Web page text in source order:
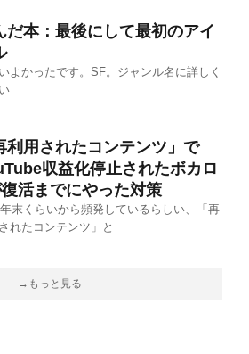
だ本：最後にして最初のアイ
よかったです。SF。ジャンル名に詳しく
利用されたコンテンツ」で
収益化停止されたボカロ
活までにやった対策
末くらいから頻発しているらしい、「再
れたコンテンツ」と
→もっと見る